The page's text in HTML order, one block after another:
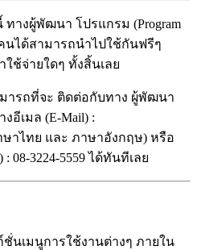
ทางผู้พัฒนา โปรแกรม (Program
นได้สามารถนำไปใช้กันฟรีๆ
ใช้จ่ายใดๆ ทั้งสิ้นเลย
ารถที่จะ ติดต่อกับทาง ผู้พัฒนา
อีเมล (E-Mail) :
าษาไทย และ ภาษาอังกฤษ) หรือ
08-3224-5559 ได้ทันทีเลย
ชั่นเมนูการใช้งานต่างๆ ภายใน